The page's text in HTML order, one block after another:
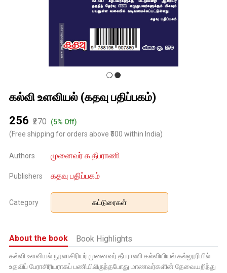
கல்வி உளவியல் (கதவு பதிப்பகம்)
₹256 ₹270 (5% Off)
(Free shipping for orders above ₹500 within India)
Authors முனைவர் க.தீபராணி
Publishers கதவு பதிப்பகம்
Category கட்டுரைகள்
About the book Book Highlights
கல்வி உளவியல் நூலாசிரியர் முனைவர் தீபராணி கல்வியியல் கல்லூரியில்
உதவிப் பேராசிரியராகப் பணியிலிருந்தபோது மாணவர்களின் தேவையறிந்து